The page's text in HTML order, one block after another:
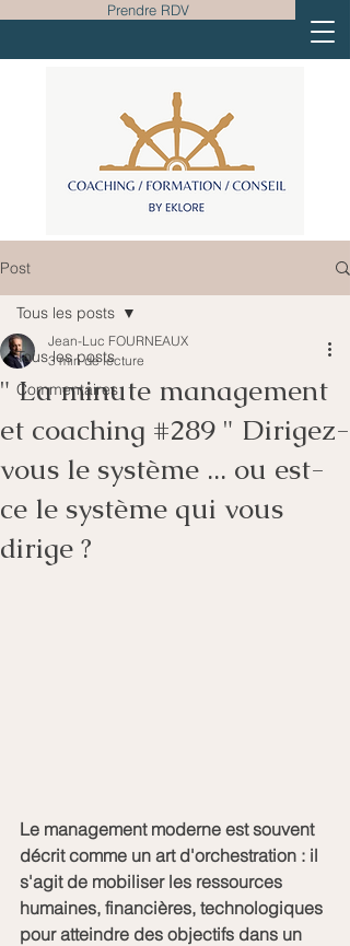
Prendre RDV
Post
Tous les posts
Commentaires
Tous les posts
" La minute management
et coaching #289 " Dirigez-
vous le système ... ou est-
ce le système qui vous
dirige ?
Jean-Luc FOURNEAUX
3 min de lecture
Le management moderne est souvent
décrit comme un art d'orchestration : il
s'agit de mobiliser les ressources
humaines, financières, technologiques
pour atteindre des objectifs dans un